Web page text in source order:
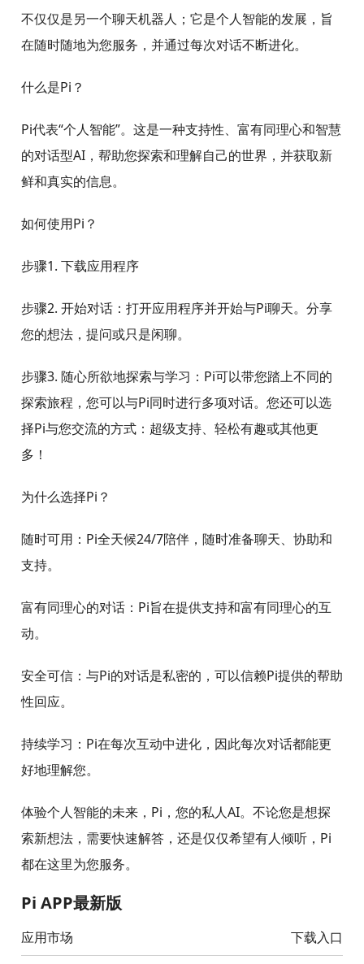
不仅仅是另一个聊天机器人；它是个人智能的发展，旨
在随时随地为您服务，并通过每次对话不断进化。
什么是Pi？
Pi代表“个人智能”。这是一种支持性、富有同理心和智慧
的对话型AI，帮助您探索和理解自己的世界，并获取新
鲜和真实的信息。
如何使用Pi？
步骤1. 下载应用程序
步骤2. 开始对话：打开应用程序并开始与Pi聊天。分享
您的想法，提问或只是闲聊。
步骤3. 随心所欲地探索与学习：Pi可以带您踏上不同的
探索旅程，您可以与Pi同时进行多项对话。您还可以选
择Pi与您交流的方式：超级支持、轻松有趣或其他更
多！
为什么选择Pi？
随时可用：Pi全天候24/7陪伴，随时准备聊天、协助和
支持。
富有同理心的对话：Pi旨在提供支持和富有同理心的互
动。
安全可信：与Pi的对话是私密的，可以信赖Pi提供的帮助
性回应。
持续学习：Pi在每次互动中进化，因此每次对话都能更
好地理解您。
体验个人智能的未来，Pi，您的私人AI。不论您是想探
索新想法，需要快速解答，还是仅仅希望有人倾听，Pi
都在这里为您服务。
Pi APP最新版
应用市场 下载入口